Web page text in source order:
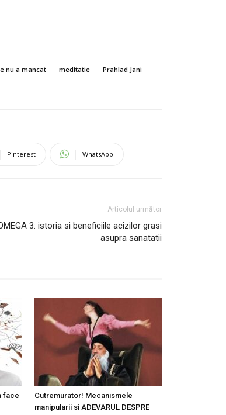
nu a mancat meditatie
Prahlad Jani
Pinterest WhatsApp
Articolul următor
3: istoria si beneficiile acizilor grasi
asupra sanatatii
face
Cutremurator! Mecanismele
manipularii si ADEVARUL DESPRE